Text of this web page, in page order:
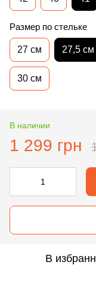
Размер по стельке
27 см 27,5 см
30 см
В наличии
1 299 грн
В